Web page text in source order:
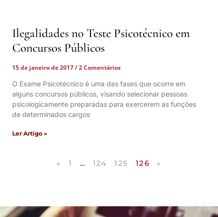
Ilegalidades no Teste Psicotécnico em
Concursos Públicos
15 de janeiro de 2017
2 Comentários
O Exame Psicotécnico é uma das fases que ocorre em
alguns concursos públicos, visando selecionar pessoas
psicologicamente preparadas para exercerem as funções
de determinados cargos
Ler Artigo »
« 1 … 124 125 126 »